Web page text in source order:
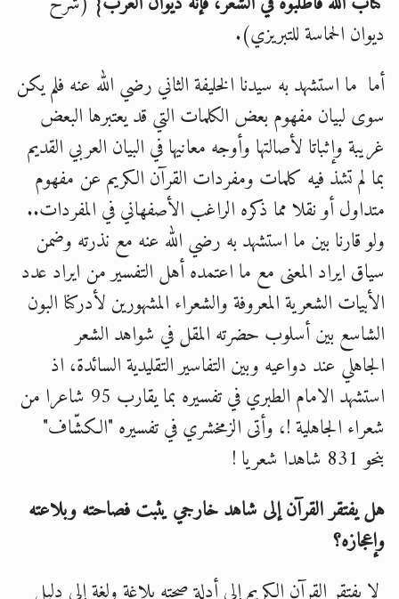
ديوان الحماسة للتبريزي).
أما ما استشهد به سيدنا الخليفة الثاني رضي الله عنه فلم يكن
سوى لبيان مفهوم بعض الكلمات التي قد يعتبرها البعض
غريبة وإثباتا لأصالتها وأوجه معانيها في البيان العربي القديم
بما لم تشذ فيه كلمات ومفردات القرآن الكريم عن مفهوم
متداول أو نقلا مما ذكره الراغب الأصفهاني في المفردات..
ولو قارنا بين ما استشهد به رضي الله عنه مع نذرته وضمن
سياق ايراد المعنى مع ما اعتمده أهل التفسير من ايراد عدد
الأبيات الشعرية المعروفة والشعراء المشهورين لأدركنا البون
الشاسع بين أسلوب حضرته المقل في شواهد الشعر
الجاهلي عند دواعيه وبين التفاسير التقليدية السائدة، اذ
استشهد الامام الطبري في تفسيره بما يقارب 95 شاعرا من
شعراء الجاهلية !، وأتى الزمخشري في تفسيره "الكشّاف"
بنحو 831 شاهدا شعريا !
هل يفتقر القرآن إلى شاهد خارجي يثبت فصاحته وبلاعته
وإعجازه؟